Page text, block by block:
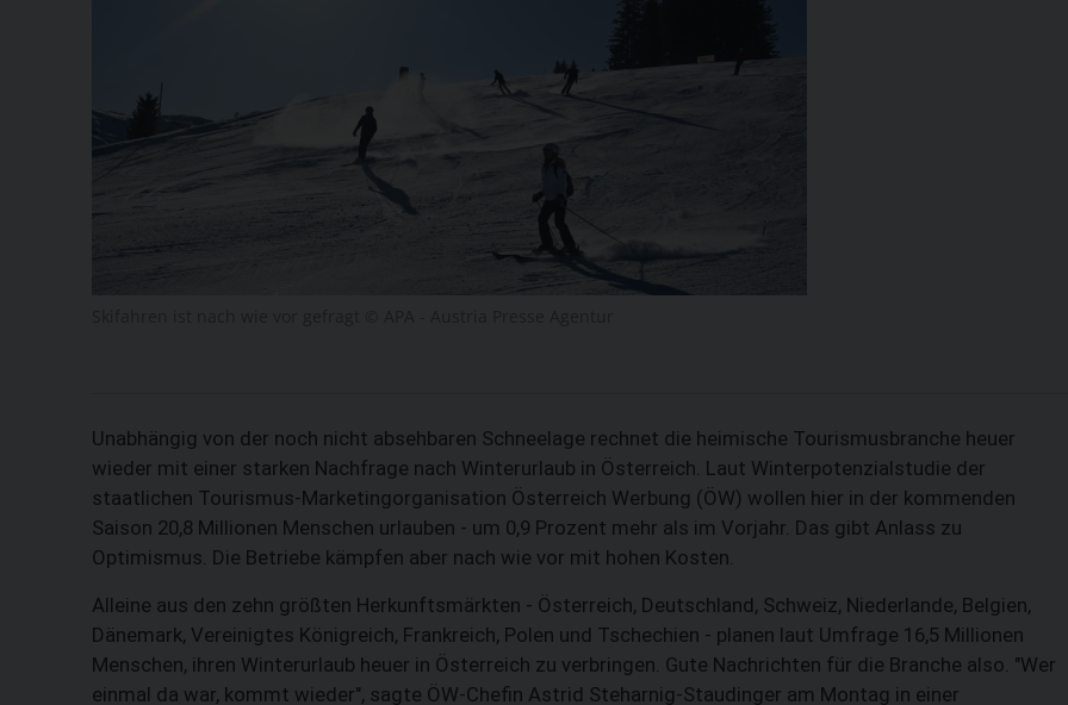
Unabhängig von der noch nicht absehbaren Schneelage rechnet die heimische Tourismusbranche heuer
wieder mit einer starken Nachfrage nach Winterurlaub in Österreich. Laut Winterpotenzialstudie der
staatlichen Tourismus-Marketingorganisation Österreich Werbung (ÖW) wollen hier in der kommenden
Saison 20,8 Millionen Menschen urlauben - um 0,9 Prozent mehr als im Vorjahr. Das gibt Anlass zu
Optimismus. Die Betriebe kämpfen aber nach wie vor mit hohen Kosten.
Alleine aus den zehn größten Herkunftsmärkten - Österreich, Deutschland, Schweiz, Niederlande, Belgien,
Dänemark, Vereinigtes Königreich, Frankreich, Polen und Tschechien - planen laut Umfrage 16,5 Millionen
Menschen, ihren Winterurlaub heuer in Österreich zu verbringen. Gute Nachrichten für die Branche also. "Wer
einmal da war, kommt wieder", sagte ÖW-Chefin Astrid Steharnig-Staudinger am Montag in einer